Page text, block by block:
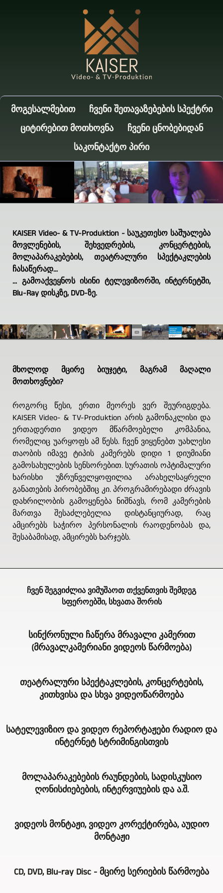
ᲛᲝᲒᲔᲡᲐᲚᲛᲔᲑᲘᲗ
ᲩᲕᲔᲜᲘ ᲨᲔᲗᲐᲕᲐᲖᲔᲑᲔᲑᲘᲡ ᲡᲞᲔᲥᲢᲠᲘ
ᲪᲘᲢᲘᲠᲔᲑᲘᲗ ᲛᲝᲗᲮᲝᲕᲜᲐ
ᲩᲕᲔᲜᲘ ᲪᲜᲝᲑᲔᲑᲘᲓᲐᲜ
ᲡᲐᲙᲝᲜᲢᲐᲥᲢᲝ ᲞᲘᲠᲘ
KAISER Video- & TV-Produktion - საუკეთესო საშუალება
მოვლენების, შეხვედრების, კონცერტების,
მოლაპარაკებების, თეატრალური სპექტაკლების
ჩასაწერად...
... გამოაქვეყნოს ისინი ტელევიზორში, ინტერნეტში,
Blu-Ray დისკზე, DVD-ზე.
მხოლოდ მცირე ბიუჯეტი, მაგრამ მაღალი
მოთხოვნები?
როგორც წესი, ერთი მეორეს ვერ შეურიგდება.
KAISER Video- & TV-Produktion არის გამონაკლისი და
ერთადერთი ვიდეო მწარმოებელი კომპანია,
რომელიც უარყოფს ამ წესს. ჩვენ ვიყენებთ უახლესი
თაობის იმავე ტიპის კამერებს დიდი 1 დიუმიანი
გამოსახულების სენსორებით. სურათის ოპტიმალური
ხარისხი უზრუნველყოფილია არახელსაყრელი
განათების პირობებშიც კი. პროგრამირებადი ძრავის
დახრილობის გამოყენება ნიშნავს, რომ კამერების
მართვა შესაძლებელია დისტანციურად, რაც
ამცირებს საჭირო პერსონალის რაოდენობას და,
შესაბამისად, ამცირებს ხარჯებს.
ჩვენ შეგვიძლია ვიმუშაოთ თქვენთვის შემდეგ
სფეროებში, სხვათა შორის
სინქრონული ჩაწერა მრავალი კამერით
(მრავალკამერიანი ვიდეოს წარმოება)
Video-
&
Produktion-
ის
საქმიანობის
სფეროა
მრავალკამერიანი
ვიდეო
და
ვიდეო
წარმოებისთვის
თეატრალური სპექტაკლების, კონცერტების,
კითხვისა და სხვა ვიდეოწარმოება
სპექტაკლების,
კონცერტების,
და
ა.შ.
ვიდეო
რა
თქმა
უნდა,
კამერაა
სატელევიზიო და ვიდეო რეპორტაჟები რადიო და
ინტერნეტ სტრიმინგისთვის
გამოცდილება
გაიზარდა
წლის
განმავლობაში,
როგორც
ჟურნალისტი.
ასობით
მოლაპარაკებების რაუნდების, სადისკუსიო
ღონისძიებების, ინტერვიუების და ა.შ.
მიხედვით,
რამდენიმე
ასევე
გამოიყენება
ვიდეოს მონტაჟი, ვიდეო კორექტირება, აუდიო
მონტაჟი
თქმა
CD, DVD, Blu-ray Disc - მცირე სერიების წარმოება